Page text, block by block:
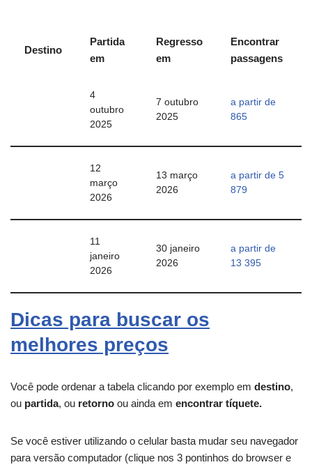
Destino
Partida
em
Regresso
em
Encontrar
passagens
4
outubro
2025
7 outubro
2025
a partir de
865
12
março
2026
13 março
2026
a partir de 5
879
11
janeiro
2026
30 janeiro
2026
a partir de
13 395
Dicas para buscar os
melhores preços
Você pode ordenar a tabela clicando por exemplo em destino,
ou partida, ou retorno ou ainda em encontrar tíquete.
Se você estiver utilizando o celular basta mudar seu navegador
para versão computador (clique nos 3 pontinhos do browser e